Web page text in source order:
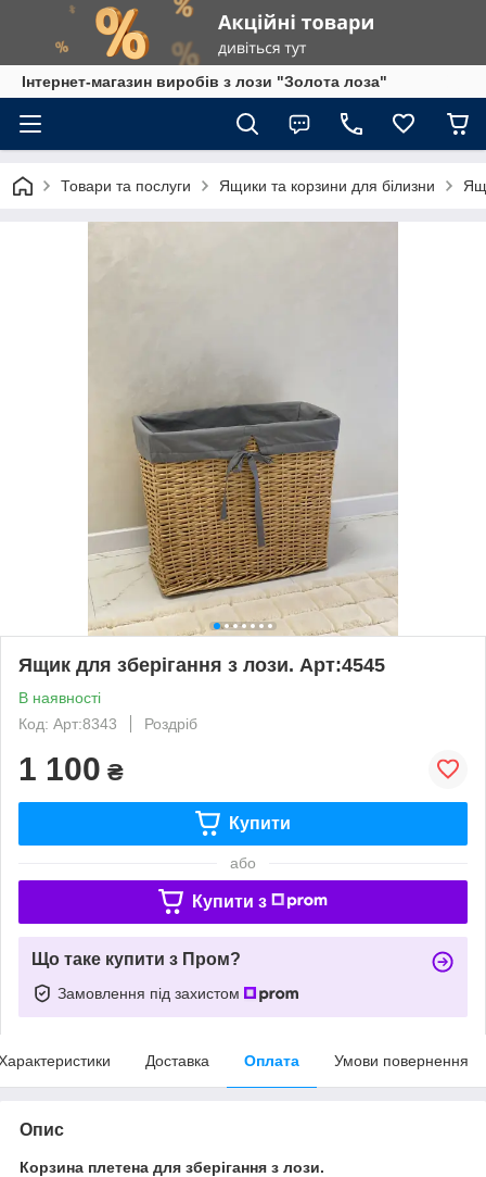
Інтернет-магазин виробів з лози "Золота лоза"
Товари та послуги Ящики та корзини для білизни
Ящик для зберігання з лози. Арт:4545
В наявності
Код: Арт:8343
Роздріб
1 100 ₴
Купити
або
Купити з
Що таке купити з Пром?
Замовлення під захистом
Доставка Оплата Умови повернення
Опис
Корзина плетена для зберігання з лози.